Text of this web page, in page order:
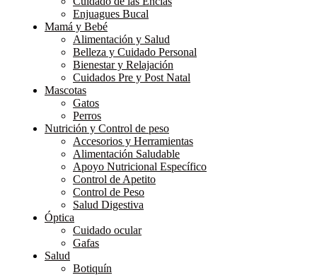
Enjuagues Bucal
Mamá y Bebé
Alimentación y Salud
Belleza y Cuidado Personal
Bienestar y Relajación
Cuidados Pre y Post Natal
Mascotas
Gatos
Perros
Nutrición y Control de peso
Accesorios y Herramientas
Alimentación Saludable
Apoyo Nutricional Específico
Control de Apetito
Control de Peso
Salud Digestiva
Óptica
Cuidado ocular
Gafas
Salud
Botiquín